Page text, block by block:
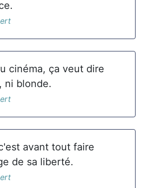
cinéma, ça veut dire
ni blonde.
avant tout faire
de sa liberté.